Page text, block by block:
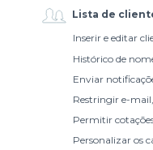
Lista de
Inserir e editar
Histórico de
Enviar
Restringir e-
Permitir
Personalizar os